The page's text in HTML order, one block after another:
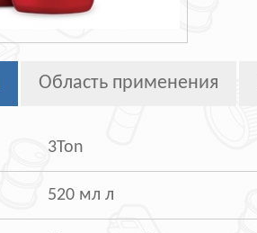
Область применения
3Ton
520 мл л